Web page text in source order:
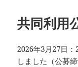
共同利用
2026年3月27日
しました（公募